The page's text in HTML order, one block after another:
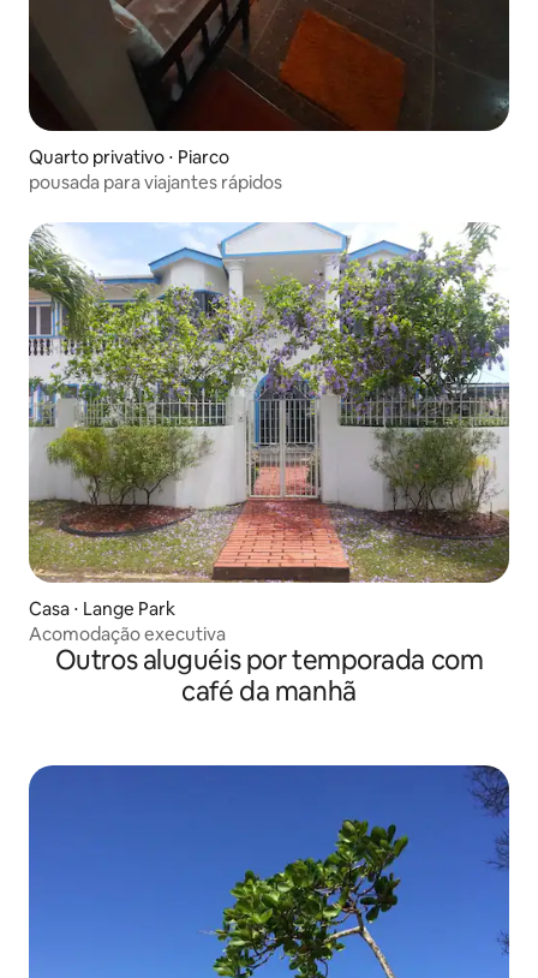
Quarto privativo ⋅ Piarco
pousada para viajantes rápidos
Casa ⋅ Lange Park
Acomodação executiva
Outros aluguéis por temporada com
café da manhã